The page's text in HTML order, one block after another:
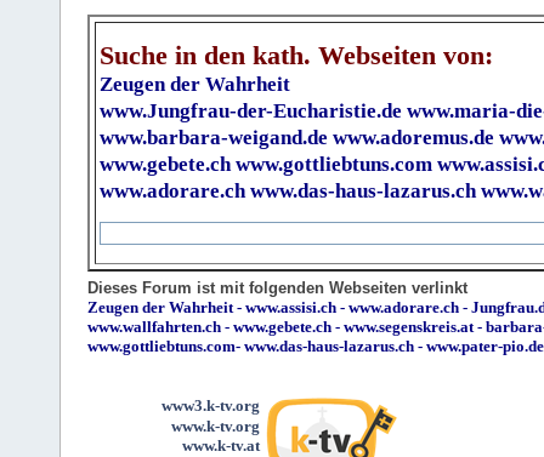
Suche in den kath. Webseiten von:
Zeugen der Wahrheit
www.Jungfrau-der-Eucharistie.de www.maria-
www.barbara-weigand.de www.adoremus.de
www.gebete.ch www.gottliebtuns.com
www.adorare.ch www.das-haus-lazarus.ch
Dieses Forum ist mit folgenden Webseiten verlinkt
Zeugen der Wahrheit- www.assisi.ch - www.adorare.ch -
www.wallfahrten.ch - www.gebete.ch - www.segenskreis.at-
www.gottliebtuns.com- www.das-haus-lazarus.ch - www.pater-pio.de
www3.k-tv.org
www.k-tv.org
www.k-tv.at